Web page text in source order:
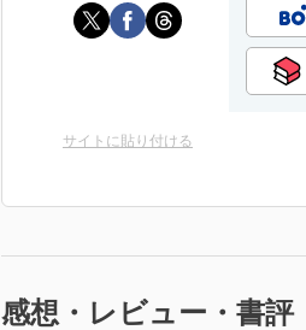
サイトに貼り付ける
感想・レビュー・書評